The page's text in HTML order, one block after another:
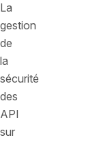
La
gestion
de
la
sécurité
des
API
sur